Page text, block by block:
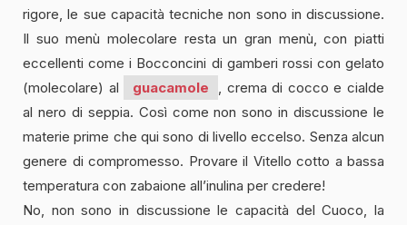
rigore, le sue capacità tecniche non sono in discussione.
Il suo menù molecolare resta un gran menù, con piatti
eccellenti come i Bocconcini di gamberi rossi con gelato
(molecolare) al
guacamole
, crema di cocco e cialde
al nero di seppia. Così come non sono in discussione le
materie prime che qui sono di livello eccelso. Senza alcun
genere di compromesso. Provare il Vitello cotto a bassa
temperatura con zabaione all’inulina per credere!
No, non sono in discussione le capacità del Cuoco, la